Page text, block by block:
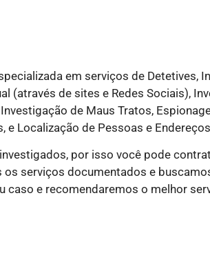
em serviços de Detetives,
(através de sites e Redes Sociais),
de Maus Tratos,
e Localização de Pessoas e
por isso você pode
serviços documentados e
caso e recomendaremos o melhor